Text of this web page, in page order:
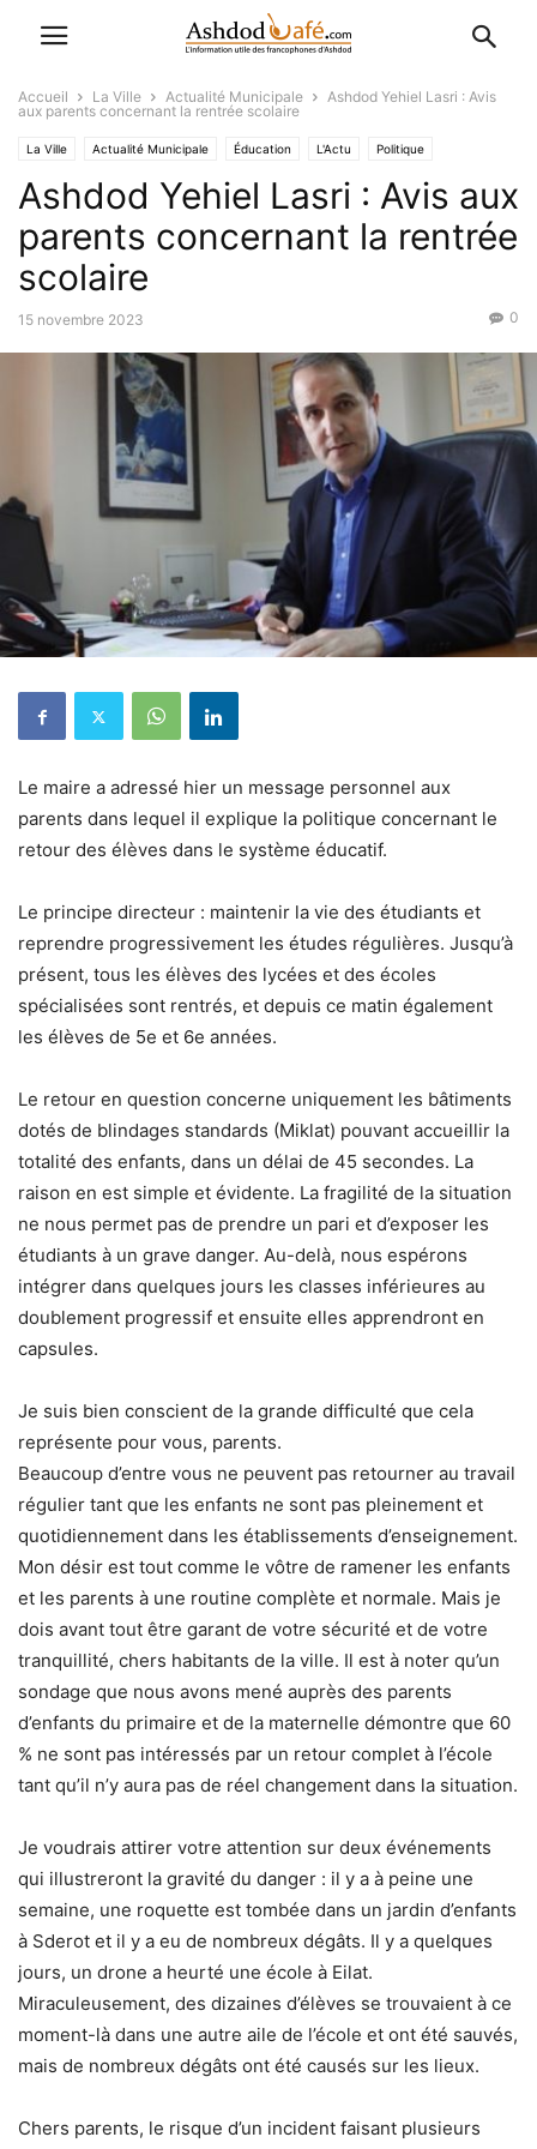
Accueil La Ville Actualité Municipale
Ashdod Yehiel Lasri : Avis
aux parents concernant la rentrée scolaire
La Ville Actualité Municipale Éducation L'Actu Politique
Ashdod Yehiel Lasri : Avis aux
parents concernant la rentrée
scolaire
15 novembre 2023 0
Le maire a adressé hier un message personnel aux
parents dans lequel il explique la politique concernant le
retour des élèves dans le système éducatif.
Le principe directeur : maintenir la vie des étudiants et
reprendre progressivement les études régulières. Jusqu’à
présent, tous les élèves des lycées et des écoles
spécialisées sont rentrés, et depuis ce matin également
les élèves de 5e et 6e années.
Le retour en question concerne uniquement les bâtiments
dotés de blindages standards (Miklat) pouvant accueillir la
totalité des enfants, dans un délai de 45 secondes. La
raison en est simple et évidente. La fragilité de la situation
ne nous permet pas de prendre un pari et d’exposer les
étudiants à un grave danger. Au-delà, nous espérons
intégrer dans quelques jours les classes inférieures au
doublement progressif et ensuite elles apprendront en
capsules.
Je suis bien conscient de la grande difficulté que cela
représente pour vous, parents.
Beaucoup d’entre vous ne peuvent pas retourner au travail
régulier tant que les enfants ne sont pas pleinement et
quotidiennement dans les établissements d’enseignement.
Mon désir est tout comme le vôtre de ramener les enfants
et les parents à une routine complète et normale. Mais je
dois avant tout être garant de votre sécurité et de votre
tranquillité, chers habitants de la ville. Il est à noter qu’un
sondage que nous avons mené auprès des parents
d’enfants du primaire et de la maternelle démontre que 60
% ne sont pas intéressés par un retour complet à l’école
tant qu’il n’y aura pas de réel changement dans la situation.
Je voudrais attirer votre attention sur deux événements
qui illustreront la gravité du danger : il y a à peine une
semaine, une roquette est tombée dans un jardin d’enfants
à Sderot et il y a eu de nombreux dégâts. Il y a quelques
jours, un drone a heurté une école à Eilat.
Miraculeusement, des dizaines d’élèves se trouvaient à ce
moment-là dans une autre aile de l’école et ont été sauvés,
mais de nombreux dégâts ont été causés sur les lieux.
Chers parents, le risque d’un incident faisant plusieurs